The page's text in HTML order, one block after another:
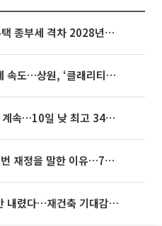
종부세 개편에도…1·3주택 종부세 격차 2028년부터 확대
미국, 가상자산 포괄 규제 속도…상원, ‘클래리티법’ 9월 절차투표 추진
[내일 날씨] 전국 무더위 계속…10일 낮 최고 34도 육박
추미애가 페이스북서 네 번 재정을 말한 이유…7700억 추경 열쇠는 도의회에
분당·평촌 오를 때 일산만 내렸다…재건축 기대감도 ‘무색’